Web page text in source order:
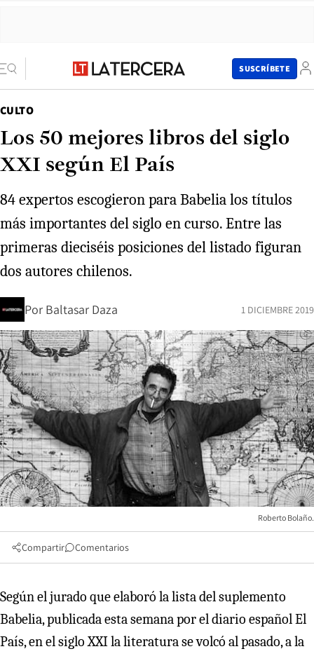
SUSCRÍBETE
CULTO
Los 50 mejores libros del siglo
XXI según El País
84 expertos escogieron para Babelia los títulos
más importantes del siglo en curso. Entre las
primeras dieciséis posiciones del listado figuran
dos autores chilenos.
Por Baltasar Daza 1 DICIEMBRE 2019
Roberto Bolaño.
Compartir Comentarios
Según el jurado que elaboró la lista del suplemento
Babelia, publicada esta semana por el diario español El
País, en el siglo XXI la literatura se volcó al pasado, a la